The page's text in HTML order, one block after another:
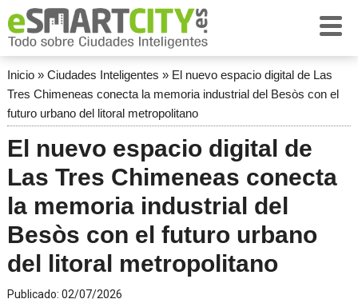
Inicio» Ciudades Inteligentes » El nuevo espacio digital de Las
Tres Chimeneas conecta la memoria industrial del Besòs con el
futuro urbano del litoral metropolitano
El nuevo espacio digital de
Las Tres Chimeneas conecta
la memoria industrial del
Besòs con el futuro urbano
del litoral metropolitano
Publicado: 02/07/2026